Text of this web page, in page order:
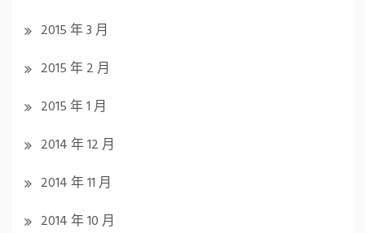
2015 年 3 月
2015 年 2 月
2015 年 1 月
2014 年 12 月
2014 年 11 月
2014 年 10 月